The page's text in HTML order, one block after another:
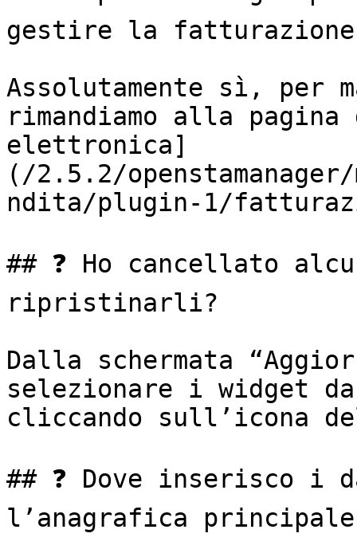
gestire la
Assolutamente sì, per
rimandiamo alla
elettronica]
(/2.5.2/
ndita/plugin-1/
## ❓ Ho cancellato
ripristinarli?
Dalla schermata
selezionare i widget
cliccando sull’icona
## ❓ Dove inserisco i
l’anagrafica